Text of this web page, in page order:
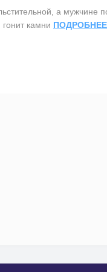
а мужчине
камни ПОДРОБНЕЕ